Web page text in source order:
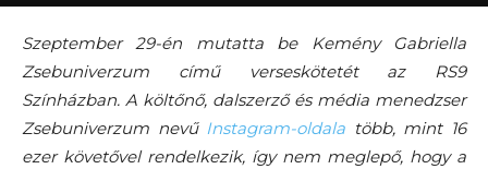
Szeptember 29-én mutatta be Kemény Gabriella
Zsebuniverzum című verseskötetét az RS9
Színházban. A költőnő, dalszerző és média menedzser
Zsebuniverzum nevű Instagram-oldala több, mint 16
ezer követővel rendelkezik, így nem meglepő, hogy a